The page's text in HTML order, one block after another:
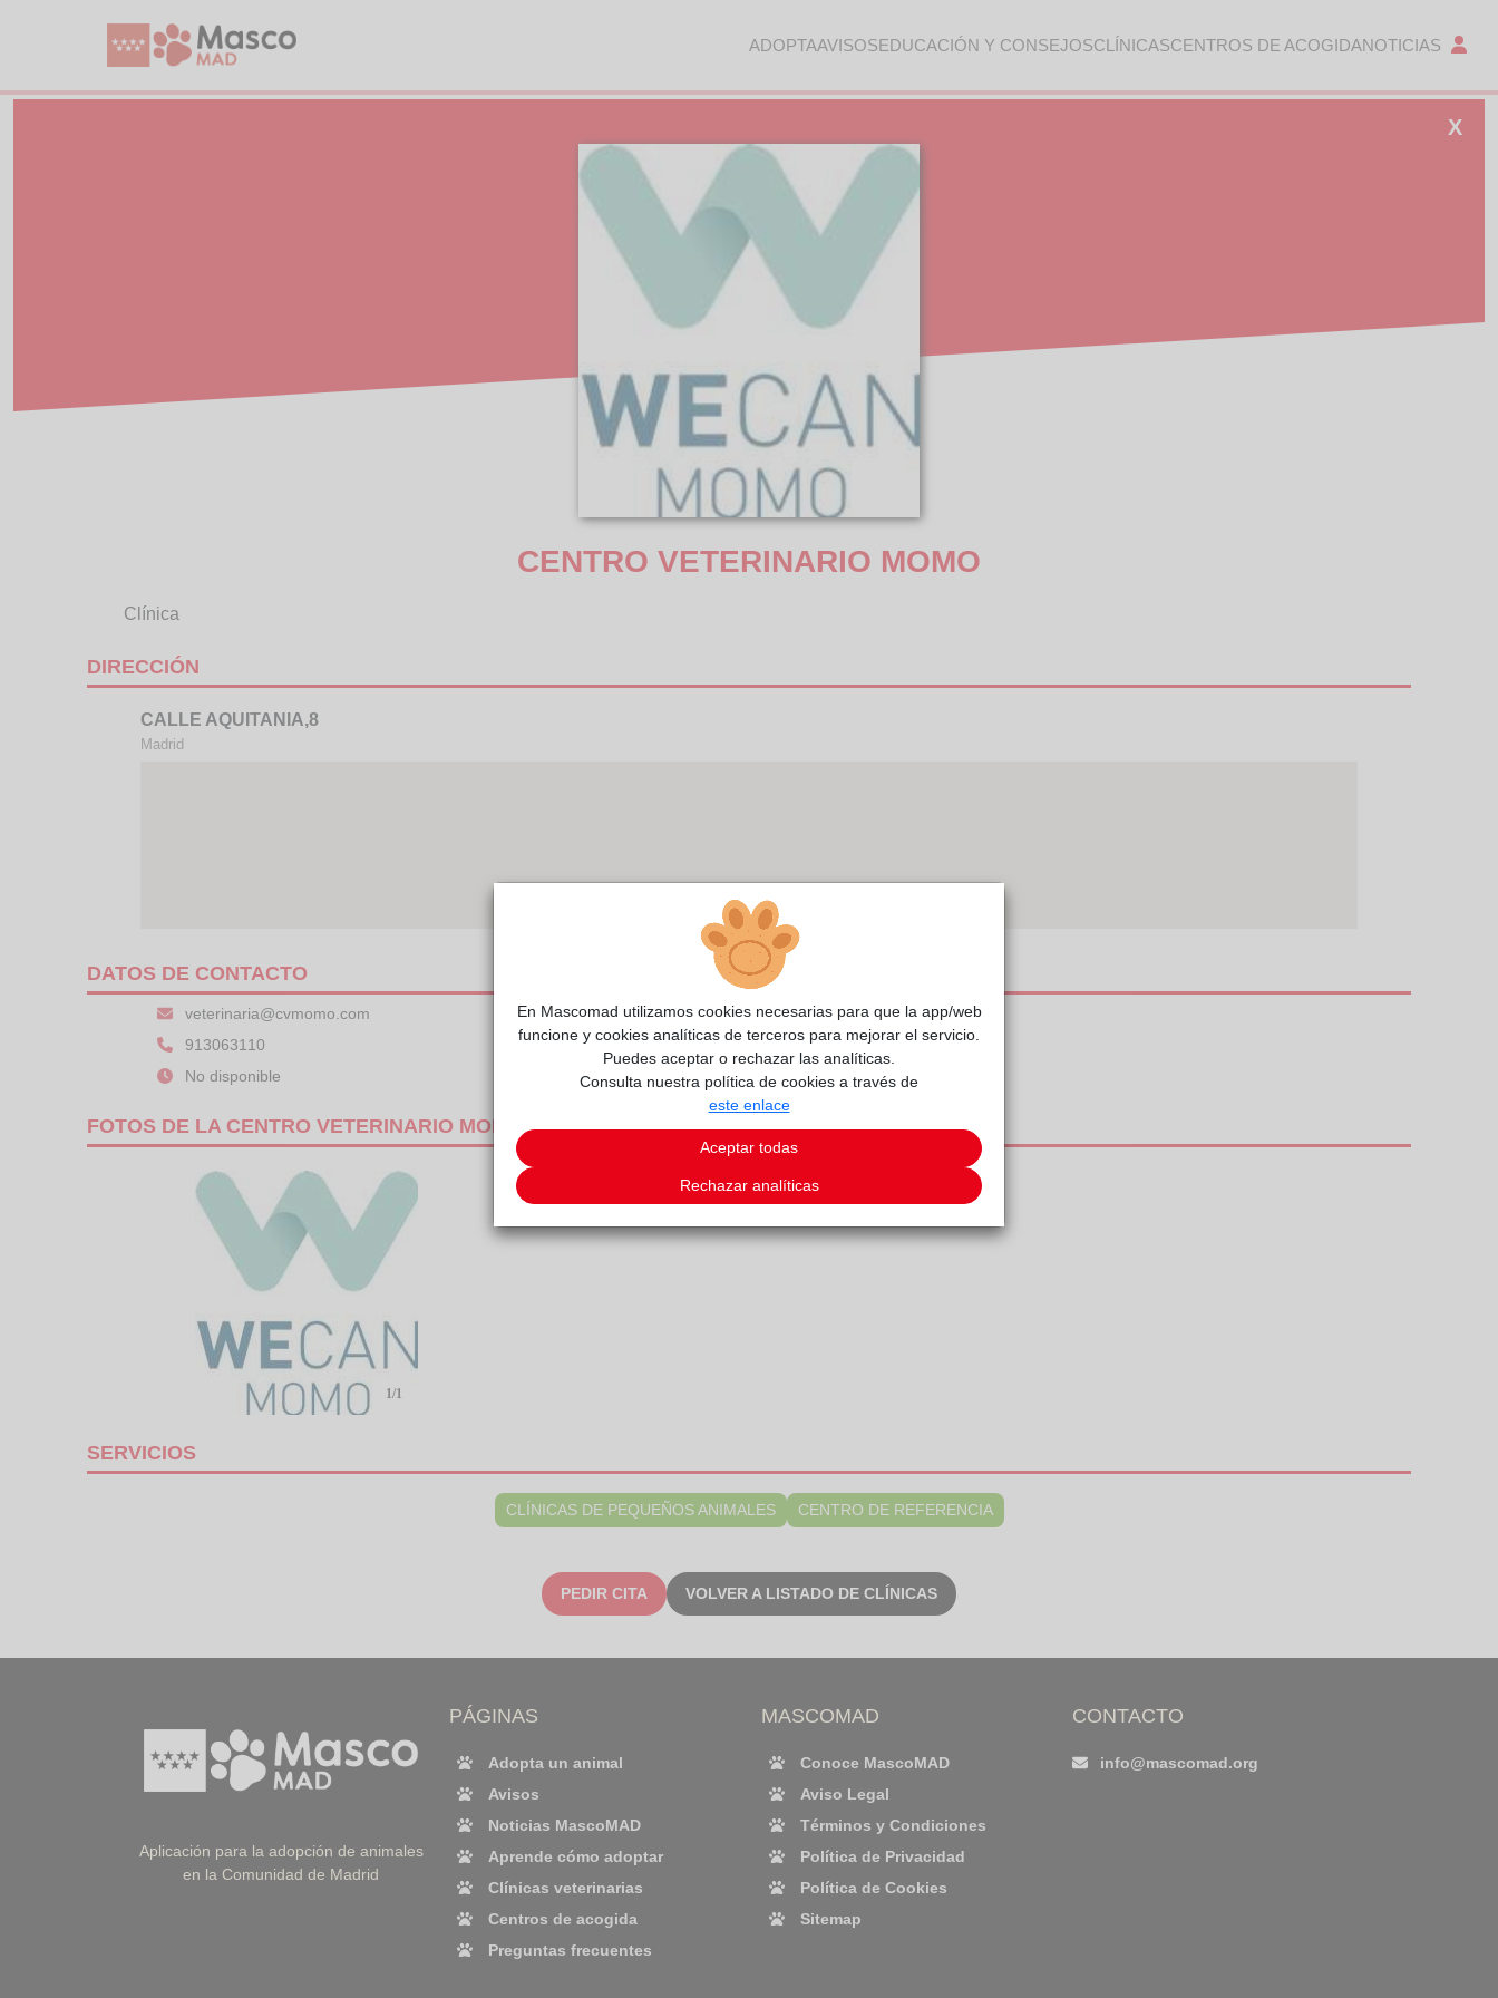
ADOPTAAVISOSEDUCACIÓN Y CONSEJOSCLÍNICASCENTROS DE ACOGIDANOTICIAS
X
CENTRO VETERINARIO MOMO
Clínica
DIRECCIÓN
CALLE AQUITANIA,8
Madrid
DATOS DE CONTACTO
veterinaria@cvmomo.com
913063110
No disponible
FOTOS DE LA CENTRO VETERINARIO MOMO
1/1
SERVICIOS
CLÍNICAS DE PEQUEÑOS ANIMALES CENTRO DE REFERENCIA
PEDIR CITA VOLVER A LISTADO DE CLÍNICAS
Aplicación para la adopción de animales
en la Comunidad de Madrid
PÁGINAS
Adopta un animal
Avisos
Noticias MascoMAD
Aprende cómo adoptar
Clínicas veterinarias
Centros de acogida
Preguntas frecuentes
MASCOMAD
Conoce MascoMAD
Aviso Legal
Términos y Condiciones
Política de Privacidad
Política de Cookies
Sitemap
CONTACTO
info@mascomad.org
En Mascomad utilizamos cookies necesarias para que la app/web
funcione y cookies analíticas de terceros para mejorar el servicio.
Puedes aceptar o rechazar las analíticas.
Consulta nuestra política de cookies a través de
este enlace
Aceptar todas
Rechazar analíticas